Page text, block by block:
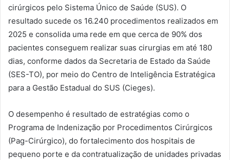
cirúrgicos pelo Sistema Único de Saúde (SUS). O
resultado sucede os 16.240 procedimentos realizados em
2025 e consolida uma rede em que cerca de 90% dos
pacientes conseguem realizar suas cirurgias em até 180
dias, conforme dados da Secretaria de Estado da Saúde
(SES-TO), por meio do Centro de Inteligência Estratégica
para a Gestão Estadual do SUS (Cieges).
O desempenho é resultado de estratégias como o
Programa de Indenização por Procedimentos Cirúrgicos
(Pag-Cirúrgico), do fortalecimento dos hospitais de
pequeno porte e da contratualização de unidades privadas